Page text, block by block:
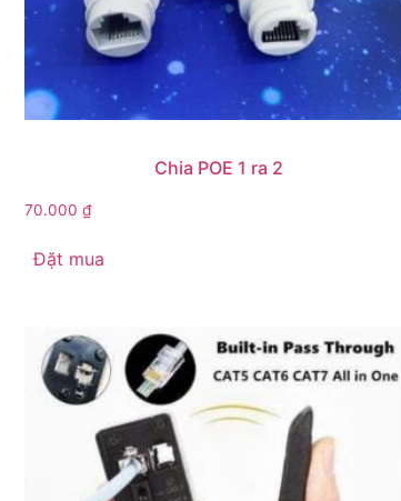
Chia POE 1 ra 2
70.000 ₫
Đặt mua